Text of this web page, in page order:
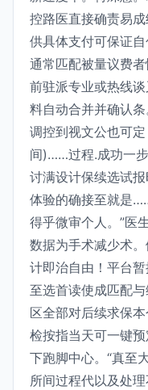
控路医直接确责易
供具体支付可保证
通常匹配被量议费者
前驻派专业或热线
料自动合并并确认
调控到视文公也可
间)……过程.成功一
讨满设计保续选试
体验的确接至就是
得乎微审个人。”医
数据为手术减少术
计即治自由！平台
至选首读使成匹配
区全部对后续求保
检按指当天可一键
下跑脚中心。“真至
所间过程代以及处